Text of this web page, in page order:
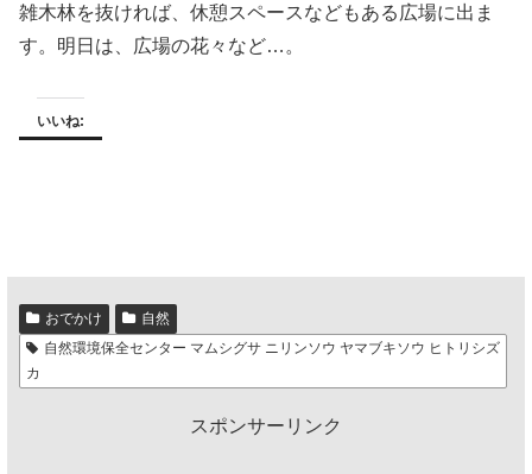
雑木林を抜ければ、休憩スペースなどもある広場に出ま
す。明日は、広場の花々など…。
いいね:
おでかけ
自然
自然環境保全センター マムシグサ ニリンソウ ヤマブキソウ ヒトリシズ
カ
スポンサーリンク